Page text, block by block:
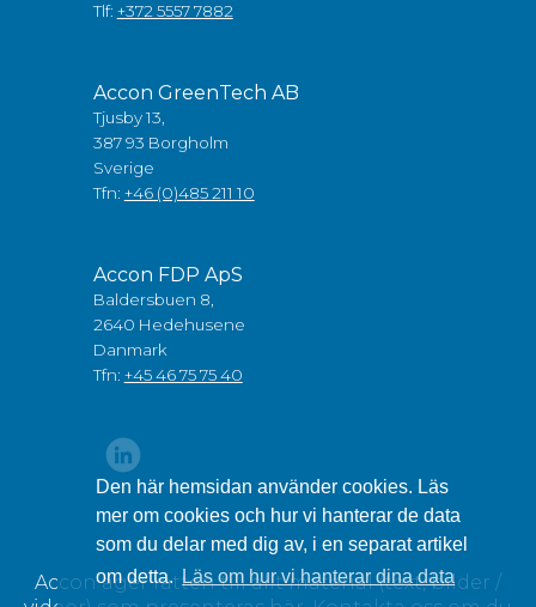
Den här hemsidan använder cookies. Läs
mer om cookies och hur vi hanterar de data
som du delar med dig av, i en separat artikel
om detta.Läs om hur vi hanterar dina data
Tlf: +372 5557 7882
Accon GreenTech AB
Tjusby 13,
387 93 Borgholm
Sverige
Tfn: +46 (0)485 211 10
Accon FDP ApS
Baldersbuen 8,
2640 Hedehusene
Danmark
Tfn: +45 46 75 75 40
Accon äger rätten till allt material (text, bilder /